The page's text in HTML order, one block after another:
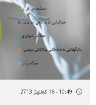
10:49 - 16 گەلاوێژ 2713